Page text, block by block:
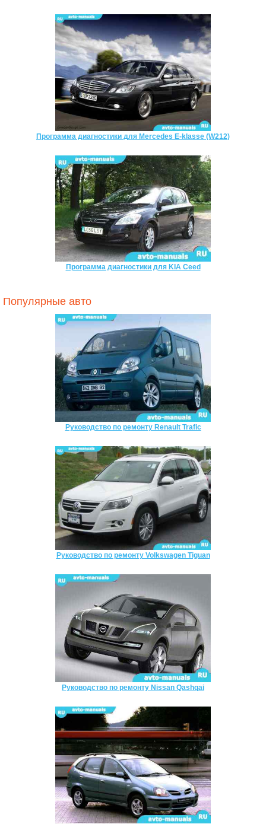
Программа диагностики для Mercedes E-klasse (W212)
Программа диагностики для KIA Ceed
Популярные авто
Руководство по ремонту Renault Trafic
Руководство по ремонту Volkswagen Tiguan
Руководство по ремонту Nissan Qashqai